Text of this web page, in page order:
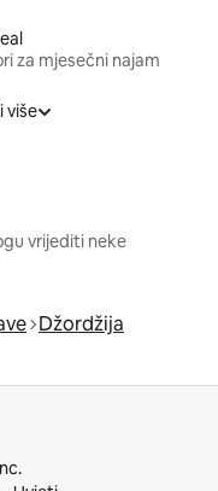
za mjesečni najam
više
vrijediti neke
Džordžija